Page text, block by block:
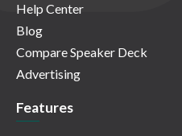
Help Center
Blog
Compare Speaker Deck
Advertising
Features